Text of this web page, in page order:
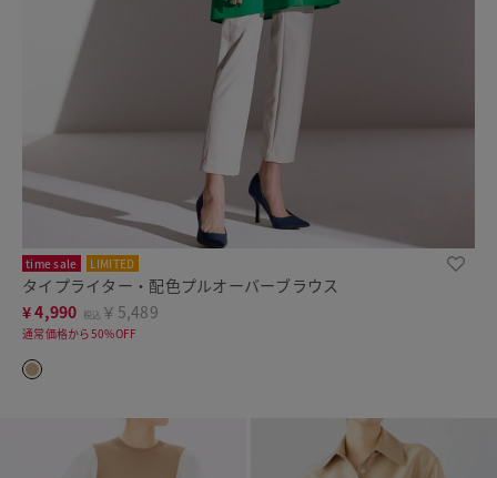
time sale LIMITED
タイプライター・配色プルオーバーブラウス
¥4,990 税込 ￥5,489
通常価格から50%OFF